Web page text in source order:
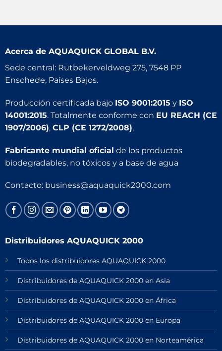
Acerca de AQUAQUICK GLOBAL B.V.
Sede central: Rutbekerveldweg 275, 7548 PP
Enschede, Países Bajos.
Producción certificada bajo ISO 9001:2015 y ISO
14001:2015. Totalmente conforme con EU REACH (CE
1907/2006), CLP (CE 1272/2008),
Fabricante mundial oficial de los productos
biodegradables, no tóxicos y a base de agua
Contacto: business@aquaquick2000.com
Distribuidores AQUAQUICK 2000
Todos los distribuidores AQUAQUICK 2000
Distribuidores de AQUAQUICK 2000 en Asia
Distribuidores de AQUAQUICK 2000 en África
Distribuidores de AQUAQUICK 2000 en Europa
Distribuidores de AQUAQUICK 2000 en Norteamérica